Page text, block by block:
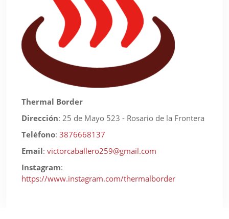
Thermal Border
Dirección: 25 de Mayo 523 - Rosario de la Frontera
Teléfono: 3876668137
Email: victorcaballero259@gmail.com
Instagram:
https://www.instagram.com/thermalborder